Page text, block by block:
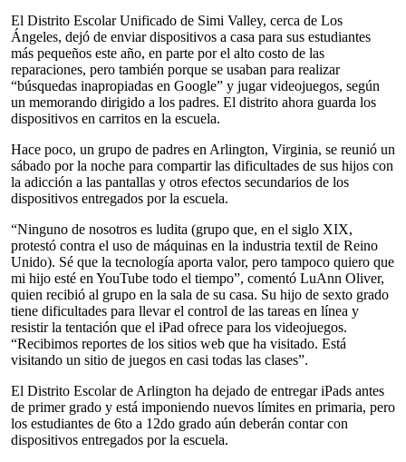
El Distrito Escolar Unificado de Simi Valley, cerca de Los
Ángeles, dejó de enviar dispositivos a casa para sus estudiantes
más pequeños este año, en parte por el alto costo de las
reparaciones, pero también porque se usaban para realizar
“búsquedas inapropiadas en Google” y jugar videojuegos, según
un memorando dirigido a los padres. El distrito ahora guarda los
dispositivos en carritos en la escuela.
Hace poco, un grupo de padres en Arlington, Virginia, se reunió un
sábado por la noche para compartir las dificultades de sus hijos con
la adicción a las pantallas y otros efectos secundarios de los
dispositivos entregados por la escuela.
“Ninguno de nosotros es ludita (grupo que, en el siglo XIX,
protestó contra el uso de máquinas en la industria textil de Reino
Unido). Sé que la tecnología aporta valor, pero tampoco quiero que
mi hijo esté en YouTube todo el tiempo”, comentó LuAnn Oliver,
quien recibió al grupo en la sala de su casa. Su hijo de sexto grado
tiene dificultades para llevar el control de las tareas en línea y
resistir la tentación que el iPad ofrece para los videojuegos.
“Recibimos reportes de los sitios web que ha visitado. Está
visitando un sitio de juegos en casi todas las clases”.
El Distrito Escolar de Arlington ha dejado de entregar iPads antes
de primer grado y está imponiendo nuevos límites en primaria, pero
los estudiantes de 6to a 12do grado aún deberán contar con
dispositivos entregados por la escuela.